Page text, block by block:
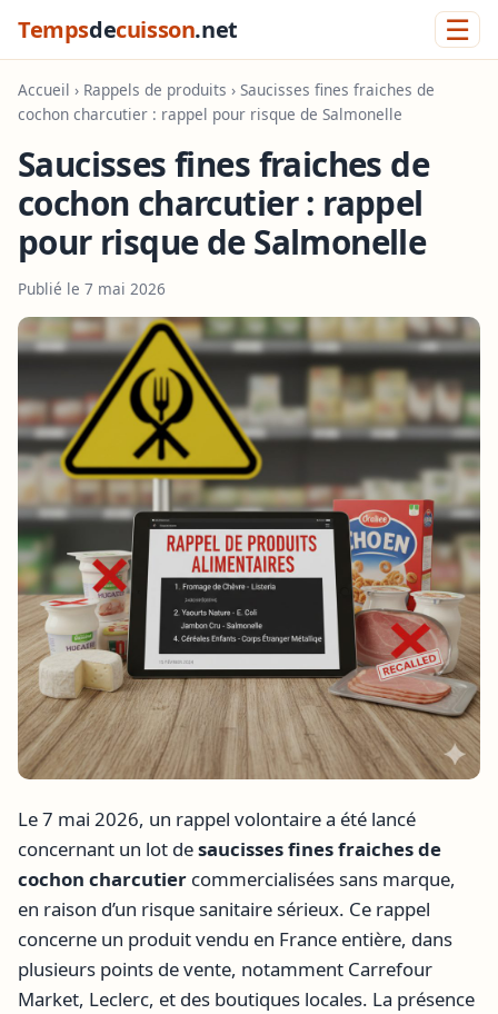
Tempsdecuisson.net ☰
Accueil › Rappels de produits › Saucisses fines fraiches de
cochon charcutier : rappel pour risque de Salmonelle
Saucisses fines fraiches de
cochon charcutier : rappel
pour risque de Salmonelle
Publié le 7 mai 2026
Le 7 mai 2026, un rappel volontaire a été lancé
concernant un lot desaucisses fines fraiches de
cochon charcutier commercialisées sans marque,
en raison d’un risque sanitaire sérieux. Ce rappel
concerne un produit vendu en France entière, dans
plusieurs points de vente, notamment Carrefour
Market, Leclerc, et des boutiques locales. La présence